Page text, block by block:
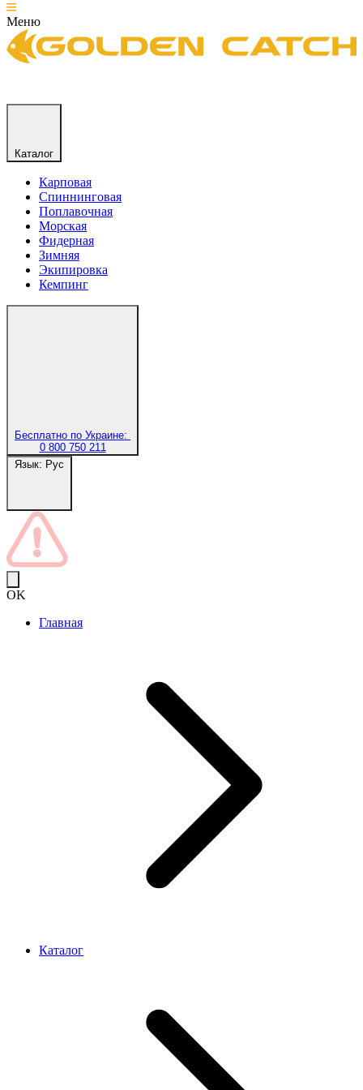
Меню
Каталог
Карповая
Спиннинговая
Поплавочная
Морская
Фидерная
Зимняя
Экипировка
Кемпинг
Бесплатно по Украине:
0 800 750 211
Язык: Рус
OK
Главная
Каталог